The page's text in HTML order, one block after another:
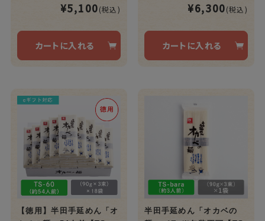
¥5,100(税込)
カートに入れる
¥6,300(税込)
カートに入れる
【徳用】半田手延めん「オ
半田手延めん「オカベの